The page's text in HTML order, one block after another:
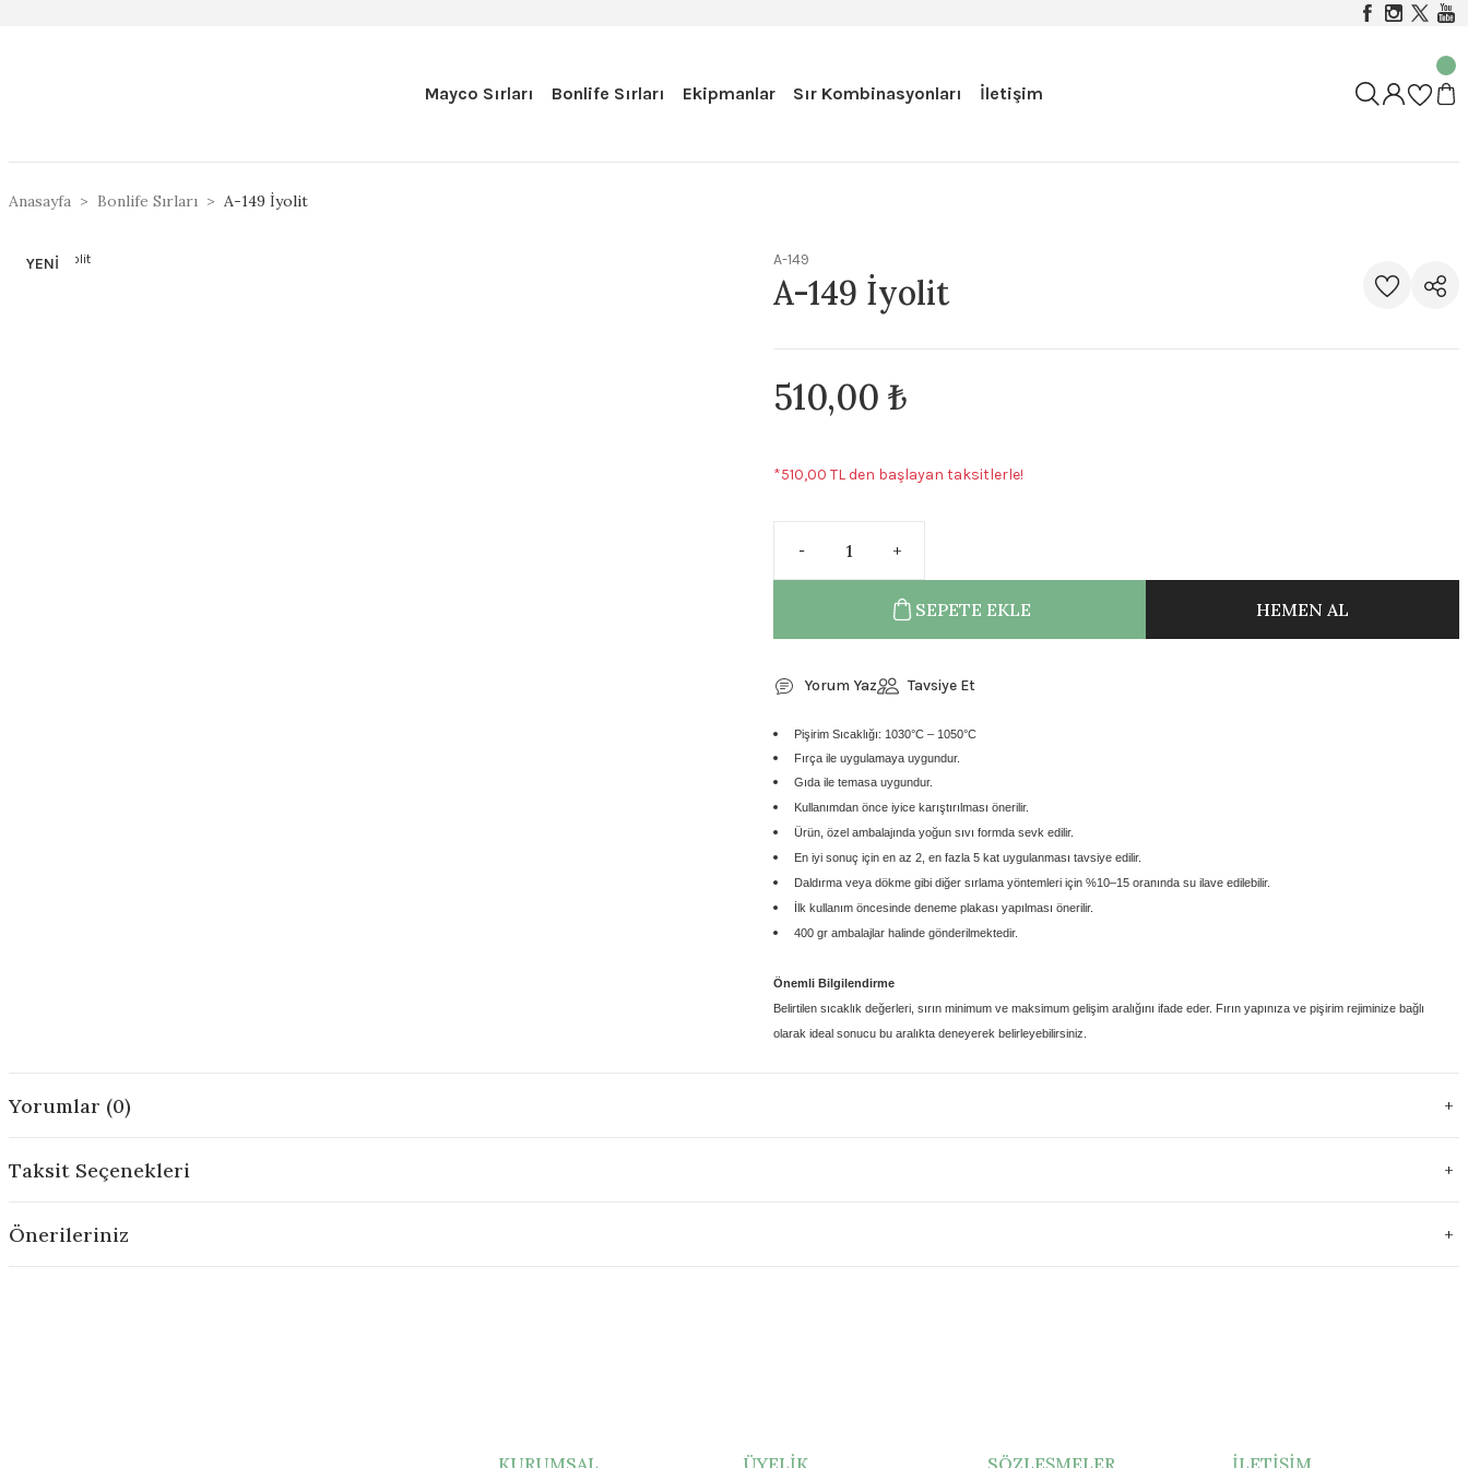
Mayco Sırları Bonlife Sırları Ekipmanlar Sır Kombinasyonları İletişim
Anasayfa Bonlife Sırları A-149 İyolit
YENİ A-149
A-149 İyolit
510,00 ₺
*510,00 TL den başlayan taksitlerle!
SEPETE EKLE HEMEN AL
Yorum Yaz Tavsiye Et
Pişirim Sıcaklığı: 1030°C – 1050°C
Fırça ile uygulamaya uygundur.
Gıda ile temasa uygundur.
Kullanımdan önce iyice karıştırılması önerilir.
Ürün, özel ambalajında yoğun sıvı formda sevk edilir.
En iyi sonuç için en az 2, en fazla 5 kat uygulanması tavsiye edilir.
Daldırma veya dökme gibi diğer sırlama yöntemleri için %10–15 oranında su ilave edilebilir.
İlk kullanım öncesinde deneme plakası yapılması önerilir.
400 gr ambalajlar halinde gönderilmektedir.
Önemli Bilgilendirme
Belirtilen sıcaklık değerleri, sırın minimum ve maksimum gelişim aralığını ifade eder. Fırın yapınıza ve pişirim rejiminize bağlı
olarak ideal sonucu bu aralıkta deneyerek belirleyebilirsiniz.
Yorumlar (0)
Taksit Seçenekleri
Önerileriniz
KURUMSAL ÜYELİK SÖZLEŞMELER İLETİŞİM